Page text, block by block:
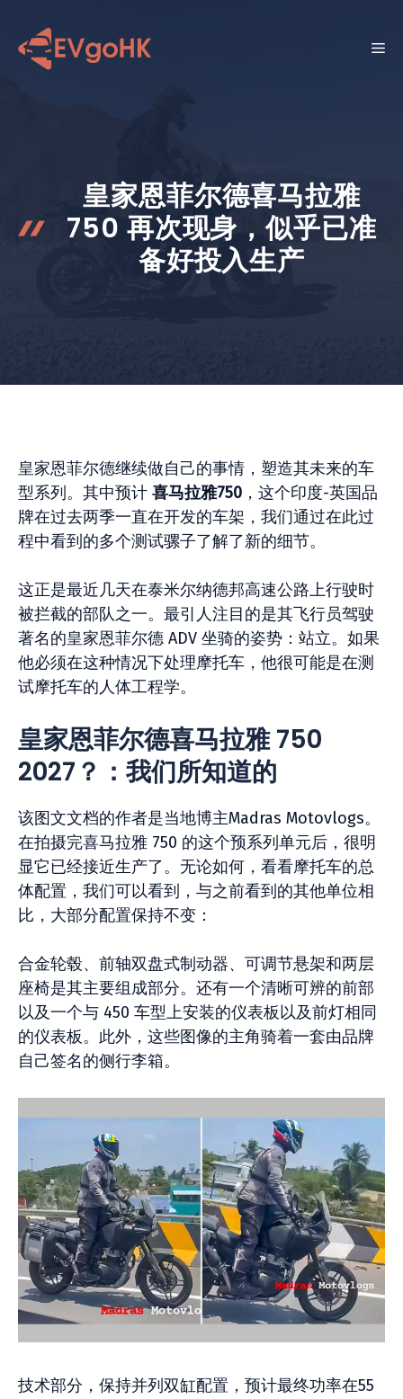
菜
皇家恩菲尔德喜马拉雅
750 再次现身，似乎已准
备好投入生产
皇家恩菲尔德继续做自己的事情，塑造其未来的车
型系列。其中预计 喜马拉雅750 ，这个印度-英国品
牌在过去两季一直在开发的车架，我们通过在此过
程中看到的多个测试骡子了解了新的细节。
这正是最近几天在泰米尔纳德邦高速公路上行驶时
被拦截的部队之一。最引人注目的是其飞行员驾驶
著名的皇家恩菲尔德 ADV 坐骑的姿势：站立。如果
他必须在这种情况下处理摩托车，他很可能是在测
试摩托车的人体工程学。
皇家恩菲尔德喜马拉雅 750
2027？：我们所知道的
该图文文档的作者是当地博主Madras Motovlogs。
在拍摄完喜马拉雅 750 的这个预系列单元后，很明
显它已经接近生产了。无论如何，看看摩托车的总
体配置，我们可以看到，与之前看到的其他单位相
比，大部分配置保持不变：
合金轮毂、前轴双盘式制动器、可调节悬架和两层
座椅是其主要组成部分。还有一个清晰可辨的前部
以及一个与 450 车型上安装的仪表板以及前灯相同
的仪表板。此外，这些图像的主角骑着一套由品牌
自己签名的侧行李箱。
技术部分，保持并列双缸配置，预计最终功率在55